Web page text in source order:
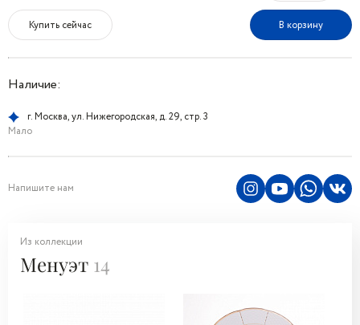
Купить сейчас В корзину
Наличие:
г. Москва, ул. Нижегородская, д. 29, стр. 3
Мало
Напишите нам
Из коллекции
Менуэт 14